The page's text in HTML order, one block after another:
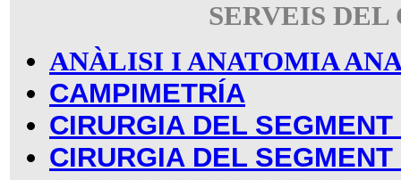
SERVEIS DEL
ANÀLISI I ANATOMIA
CAMPIMETRÍA
CIRURGIA DEL
CIRURGIA DEL